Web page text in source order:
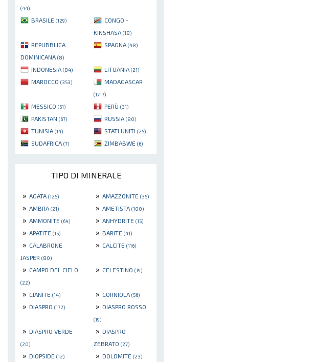
(44)
BRASILE (129)
CONGO -
KINSHASA (18)
REPUBBLICA
DOMINICANA (8)
SPAGNA (48)
INDONESIA (84) LITUANIA (21)
MAROCCO (353) MADAGASCAR
(1717)
MESSICO (51) PERÙ (31)
PAKISTAN (67) RUSSIA (80)
TUNISIA (14) STATI UNITI (25)
SUDAFRICA (7) ZIMBABWE (6)
TIPO DI MINERALE
» AGATA (125) » AMAZZONITE (35)
» AMBRA (21) » AMETISTA (100)
» AMMONITE (64) » ANHYDRITE (15)
» APATITE (15) » BARITE (41)
» CALABRONE
JASPER (80)
» CALCITE (116)
» CAMPO DEL CIELO
(22)
» CELESTINO (19)
» CIANITE (14) » CORNIOLA (56)
» DIASPRO (172) » DIASPRO ROSSO
(19)
» DIASPRO VERDE
(20)
» DIASPRO
ZEBRATO (27)
» DIOPSIDE (12) » DOLOMITE (23)